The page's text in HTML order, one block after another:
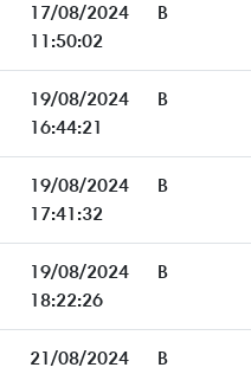
17/08/2024
11:50:02
B
19/08/2024
16:44:21
B
19/08/2024
17:41:32
B
19/08/2024
18:22:26
B
21/08/2024
B